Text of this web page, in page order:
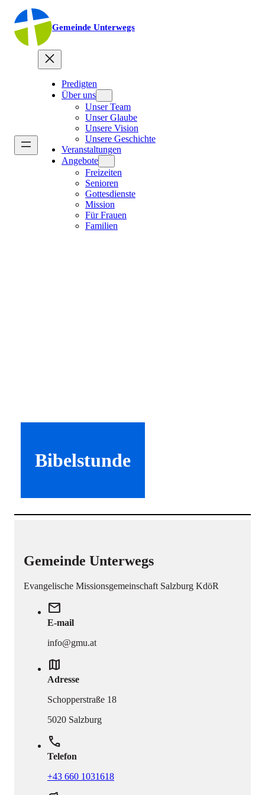
Gemeinde Unterwegs
Predigten
Über uns
Unser Team
Unser Glaube
Unsere Vision
Unsere Geschichte
Veranstaltungen
Angebote
Freizeiten
Senioren
Gottesdienste
Mission
Für Frauen
Familien
Bibelstunde
Gemeinde Unterwegs
Evangelische Missionsgemeinschaft Salzburg KdöR
mail
E-mail
info@gmu.at
map
Adresse
Schopperstraße 18
5020 Salzburg
phone
Telefon
+43 660 1031618